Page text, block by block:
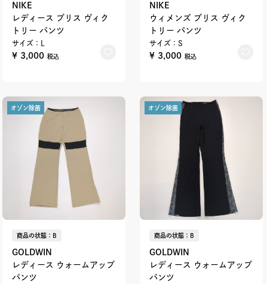
NIKE
レディース ブリス ヴィク
トリー パンツ
サイズ：L
¥ 3,000 税込
NIKE
ウィメンズ ブリス ヴィク
トリー パンツ
サイズ：S
¥ 3,000 税込
オゾン除菌
商品の状態：B
GOLDWIN
レディース ウォームアップ
パンツ
オゾン除菌
商品の状態：B
GOLDWIN
レディース ウォームアップ
パンツ